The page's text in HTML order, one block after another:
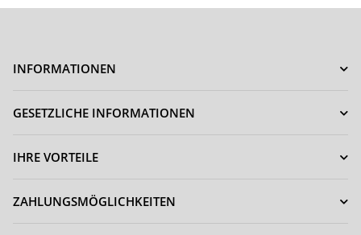
INFORMATIONEN
GESETZLICHE INFORMATIONEN
IHRE VORTEILE
ZAHLUNGSMÖGLICHKEITEN